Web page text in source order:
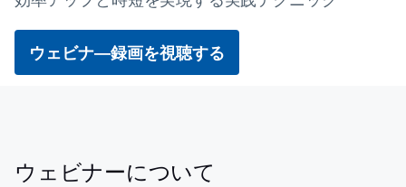
ウェビナ―録画を視聴する
ウェビナーについて